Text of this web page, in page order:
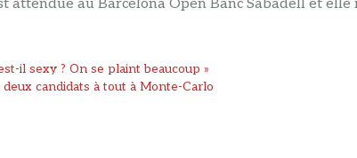
attendue au Barcelona Open Banc Sabadell et elle
il sexy ? On se plaint beaucoup »
candidats à tout à Monte-Carlo